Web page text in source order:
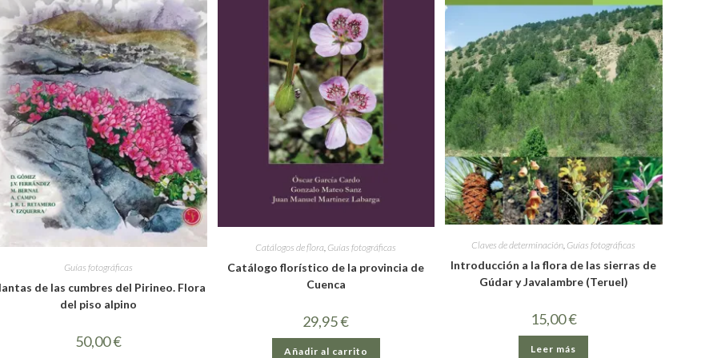
Guías fotográficas
de las cumbres del Pirineo. Flora
del piso alpino
50,00€
Catálogos de flora, Guías fotográficas
Catálogo florístico de la provincia de
Cuenca
29,95€
Añadir al carrito
Claves de determinación, Guías fotográficas
Introducción a la flora de las sierras de
Gúdar y Javalambre (Teruel)
15,00€
Leer más